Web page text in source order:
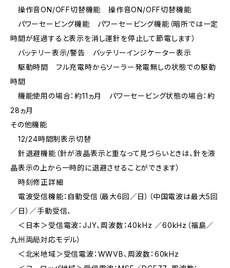
操作音ON/OFF切替機能 操作音ON/OFF切替機能
パワーセービング機能 パワーセービング機能（暗所では一定
時間が経過すると表示を消し運針を停止して節電します）
バッテリー表示/警告 バッテリーインジケーター表示
駆動時間 フル充電時からソーラー発電無しの状態での駆動
時間
機能使用の場合：約11ヵ月 パワーセービング状態の場合：約
28ヵ月
その他機能
12/24時間制表示切替
針退避機能（針が液晶表示と重なって見づらいときは、針を液
晶表示の上から一時的に退避させることができます）
時刻修正詳細
電波受信機能：自動受信（最大6回／日）（中国電波は最大5回
／日）／手動受信、
＜日本＞受信電波：JJY、周波数：40kHz ／60kHz（福島／
九州両局対応モデル）
＜北米地域＞受信電波：WWVB、周波数：60kHz